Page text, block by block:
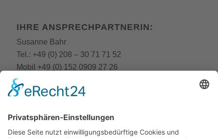
IHRE ANSPRECHPARTNERIN:
Susanne Bahr
Tel.: +49 (0) 208 – 30 71 71 52
Mobil +49 (0) 152 0909 27 26
E-Mail:
E-Mail:bahr @still-academy.de